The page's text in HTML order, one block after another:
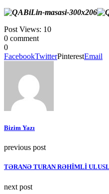
Post Views: 10
0 comment
0
FacebookTwitterPinterestEmail
Bizim Yazı
previous post
TƏRANƏ TURAN RƏHİMLİ
next post